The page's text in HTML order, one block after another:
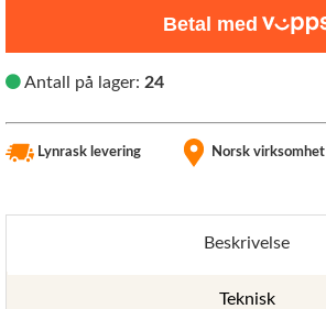
Betal med
Antall på lager: 24
Lynrask levering Norsk virksomhet
Beskrivelse
Teknisk